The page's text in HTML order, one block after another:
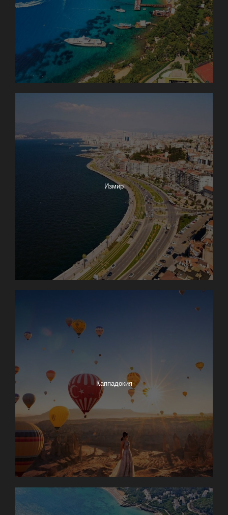
Измир
Каппадокия